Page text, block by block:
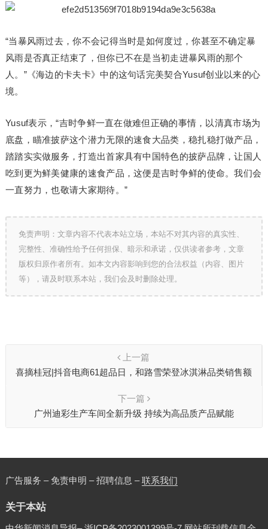
“当暴风雨过去，你不会记得当时是如何度过，你甚至不确定暴
风雨是否真正结束了，但你已不在是当初走进暴风雨的那个
人。”《海边的卡夫卡》中的这句话完美契合Yusuf创业以来的心
境。
Yusuf表示，“吉时争鲜一直在做难但正确的事情，以清真市场为
底盘，瞄准披萨这个潜力无限的速食大品类，稳扎稳打做产品，
踏踏实实做服务，打造出首家具有中国特色的披萨品牌，让国人
吃到更为鲜美健康的速食产品，这便是吉时争鲜的使命。我们会
一直努力，也敬请大家期待。”
免责声明：文章内容不代表本站立场，本站不对其内容的真实性、
完整性、准确性给予任何担保、暗示和承诺，仅供读者参考，文章
版权归原作者所有。如本文内容影响到您的合法权益（内容、图片
等），请及时联系本站，我们会及时删除处理。
上一篇
喜摘桂冠|抖音电商61超品日，和路雪荣登冰淇淋品类销售额
下一篇
广州迪彩生产车间全新升级 持续为高品质产品赋能
广告服务 – 免责申明 – 招聘信息 –联系我们
关于本站